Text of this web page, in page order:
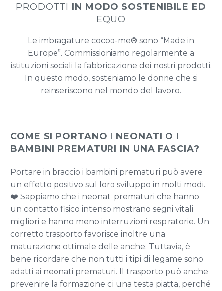
PRODOTTI IN MODO SOSTENIBILE ED
EQUO
Le imbragature cocoo-me® sono “Made in
Europe”. Commissioniamo regolarmente a
istituzioni sociali la fabbricazione dei nostri prodotti.
In questo modo, sosteniamo le donne che si
reinseriscono nel mondo del lavoro.
COME SI PORTANO I NEONATI O I
BAMBINI PREMATURI IN UNA FASCIA?
Portare in braccio i bambini prematuri può avere
un effetto positivo sul loro sviluppo in molti modi.
❤️ Sappiamo che i neonati prematuri che hanno
un contatto fisico intenso mostrano segni vitali
migliori e hanno meno interruzioni respiratorie. Un
corretto trasporto favorisce inoltre una
maturazione ottimale delle anche. Tuttavia, è
bene ricordare che non tutti i tipi di legame sono
adatti ai neonati prematuri. Il trasporto può anche
prevenire la formazione di una testa piatta, perché